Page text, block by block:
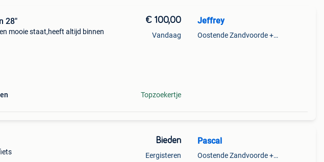
28"
mooie staat,heeft altijd binnen
€ 100,00
Vandaag
Topzoekertje
Jeffrey
Oostende Zandvoorde +Oostende
Bieden
Eergisteren
Pascal
Oostende Zandvoorde +Oostende